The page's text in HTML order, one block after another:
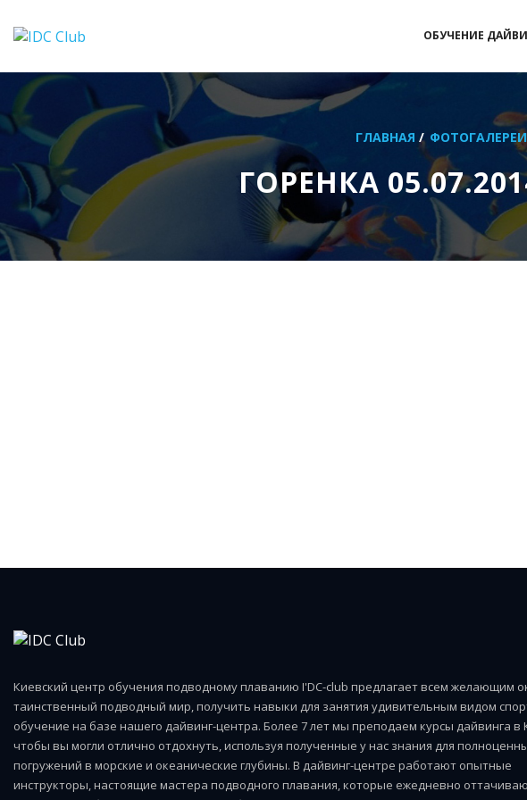
ОБУЧЕНИЕ
ГЛАВНАЯ / ФОТОГАЛЕРЕИ
ГОРЕНКА
Киевский центр обучения подводному плаванию I'DC-club предлагает всем желающим
таинственный подводный мир, получить навыки для занятия удивительным видом
обучение на базе нашего дайвинг-центра. Более 7 лет мы преподаем курсы дайвинга в
чтобы вы могли отлично отдохнуть, используя полученные у нас знания для
погружений в морские и океанические глубины. В дайвинг-центре работают опытные
инструкторы, настоящие мастера подводного плавания, которые ежедневно